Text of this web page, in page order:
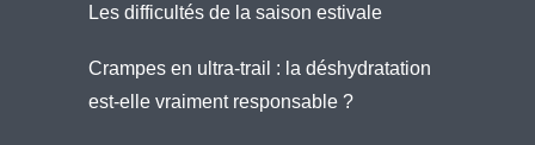
Les difficultés de la saison estivale
Crampes en ultra-trail : la déshydratation
est-elle vraiment responsable ?